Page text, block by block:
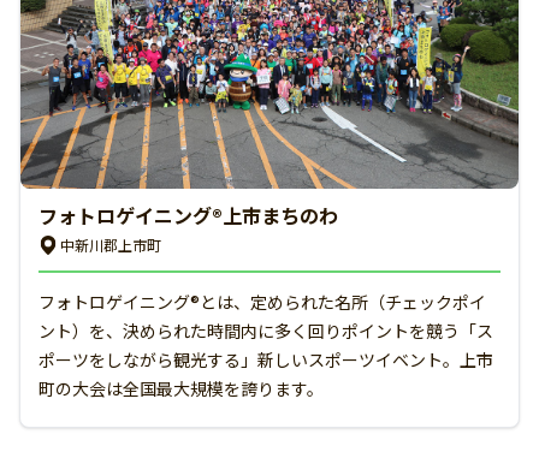
フォトロゲイニング®上市まちのわ
中新川郡上市町
フォトロゲイニング®とは、定められた名所（チェックポイ
ント）を、決められた時間内に多く回りポイントを競う「ス
ポーツをしながら観光する」新しいスポーツイベント。上市
町の大会は全国最大規模を誇ります。